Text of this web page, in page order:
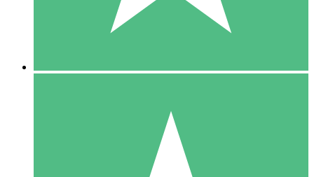
10 Downloads
20 00